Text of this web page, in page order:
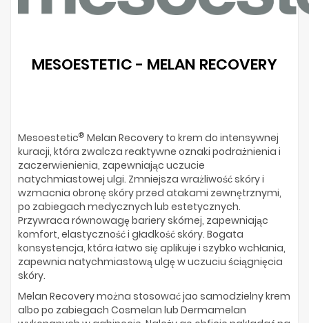
MESOESTETIC - MELAN RECOVERY
Mesoestetic® Melan Recovery to krem do intensywnej
kuracji, która zwalcza reaktywne oznaki podrażnienia i
zaczerwienienia, zapewniając uczucie
natychmiastowej ulgi. Zmniejsza wrażliwość skóry i
wzmacnia obronę skóry przed atakami zewnętrznymi,
po zabiegach medycznych lub estetycznych.
Przywraca równowagę bariery skórnej, zapewniając
komfort, elastyczność i gładkość skóry. Bogata
konsystencja, która łatwo się aplikuje i szybko wchłania,
zapewnia natychmiastową ulgę w uczuciu ściągnięcia
skóry.
Melan Recovery można stosować jao samodzielny krem
albo po zabiegach Cosmelan lub Dermamelan